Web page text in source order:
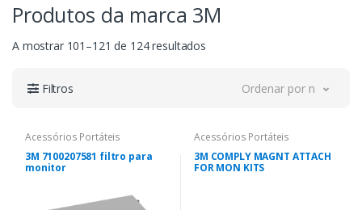
Produtos da marca 3M
A mostrar 101–121 de 124 resultados
Filtros Ordenar por novidade
Acessórios Portáteis
3M 7100207581 filtro para
monitor
Acessórios Portáteis
3M COMPLY MAGNT ATTACH
FOR MON KITS